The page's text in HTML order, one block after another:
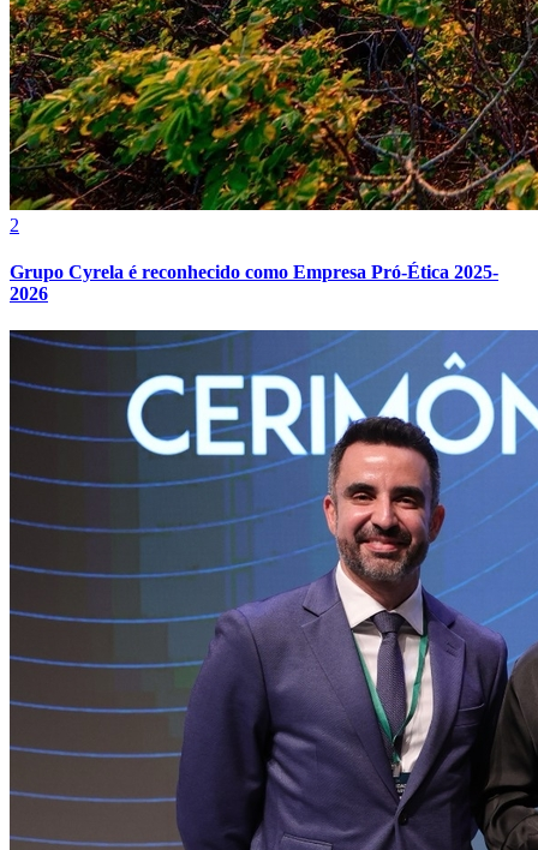
Botafogo
Grêmio
2
Grupo Cyrela é reconhecido como Empresa Pró-Ética 2025-
2026